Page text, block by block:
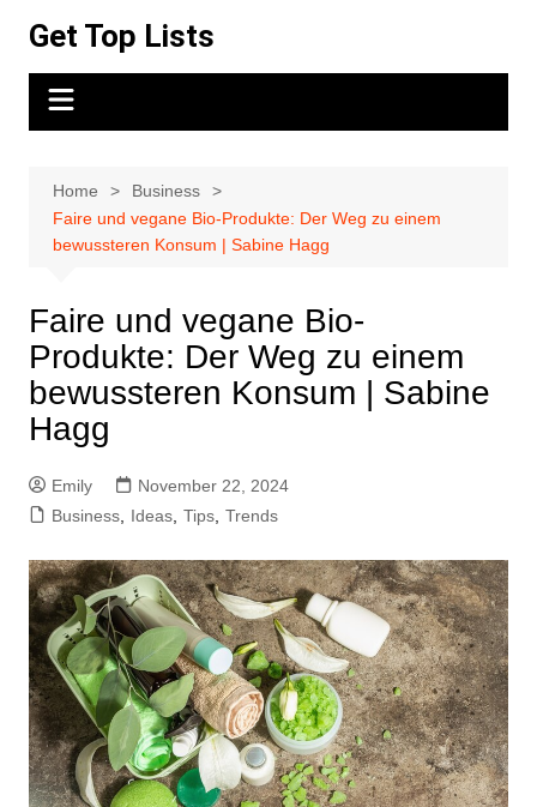
content
Get Top Lists
Home
Business
Faire und vegane Bio-Produkte: Der Weg zu einem
bewussteren Konsum | Sabine Hagg
Faire und vegane Bio-
Produkte: Der Weg zu einem
bewussteren Konsum | Sabine
Hagg
Emily
November 22, 2024
Business, Ideas, Tips, Trends